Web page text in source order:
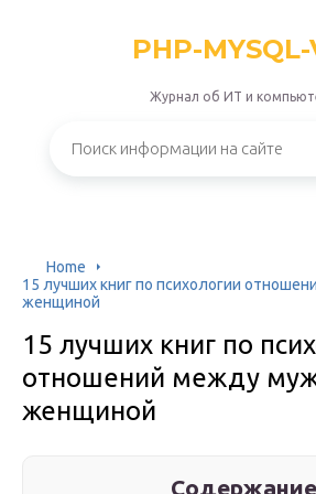
PHP-
Журнал об ИТ и
Home
15 лучших книг по психологии
женщиной
15 лучших книг по
отношений между
женщиной